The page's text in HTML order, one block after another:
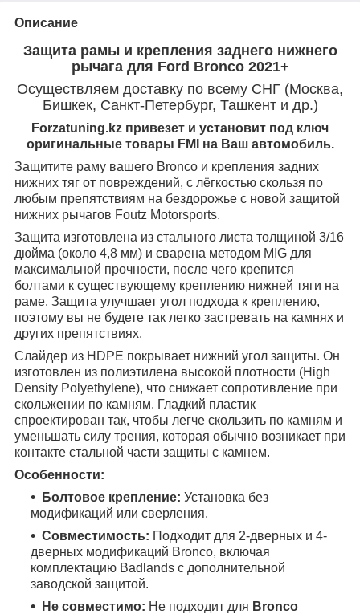
Описание
Защита рамы и крепления заднего нижнего
рычага для Ford Bronco 2021+
Осуществляем доставку по всему СНГ (Москва,
Бишкек, Санкт-Петербург, Ташкент и др.)
Forzatuning.kz привезет и установит под ключ
оригинальные товары FMI на Ваш автомобиль.
Защитите раму вашего Bronco и крепления задних
нижних тяг от повреждений, с лёгкостью скользя по
любым препятствиям на бездорожье с новой защитой
нижних рычагов Foutz Motorsports.
Защита изготовлена из стального листа толщиной 3/16
дюйма (около 4,8 мм) и сварена методом MIG для
максимальной прочности, после чего крепится
болтами к существующему креплению нижней тяги на
раме. Защита улучшает угол подхода к креплению,
поэтому вы не будете так легко застревать на камнях и
других препятствиях.
Слайдер из HDPE покрывает нижний угол защиты. Он
изготовлен из полиэтилена высокой плотности (High
Density Polyethylene), что снижает сопротивление при
скольжении по камням. Гладкий пластик
спроектирован так, чтобы легче скользить по камням и
уменьшать силу трения, которая обычно возникает при
контакте стальной части защиты с камнем.
Особенности:
Болтовое крепление: Установка без
модификаций или сверления.
Совместимость: Подходит для 2-дверных и 4-
дверных модификаций Bronco, включая
комплектацию Badlands с дополнительной
заводской защитой.
Не совместимо: Не подходит для Bronco